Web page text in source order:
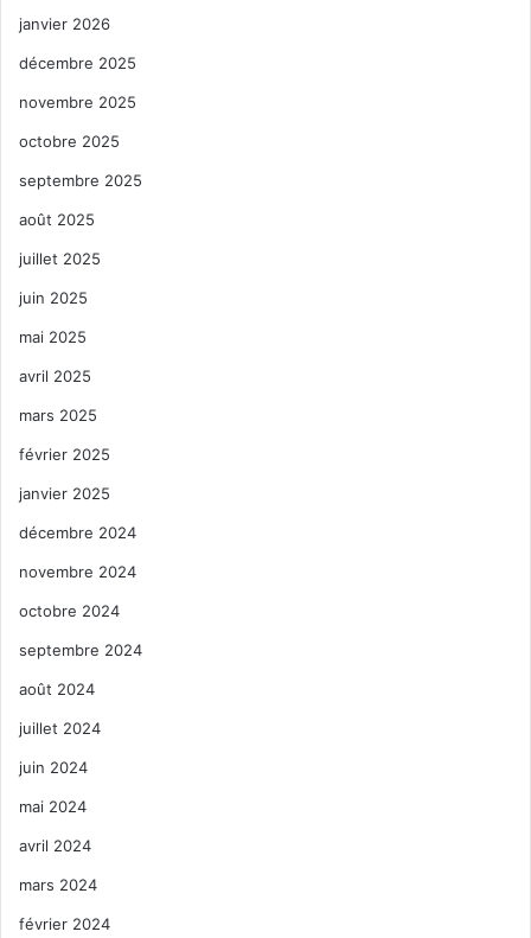
janvier 2026
décembre 2025
novembre 2025
octobre 2025
septembre 2025
août 2025
juillet 2025
juin 2025
mai 2025
avril 2025
mars 2025
février 2025
janvier 2025
décembre 2024
novembre 2024
octobre 2024
septembre 2024
août 2024
juillet 2024
juin 2024
mai 2024
avril 2024
mars 2024
février 2024